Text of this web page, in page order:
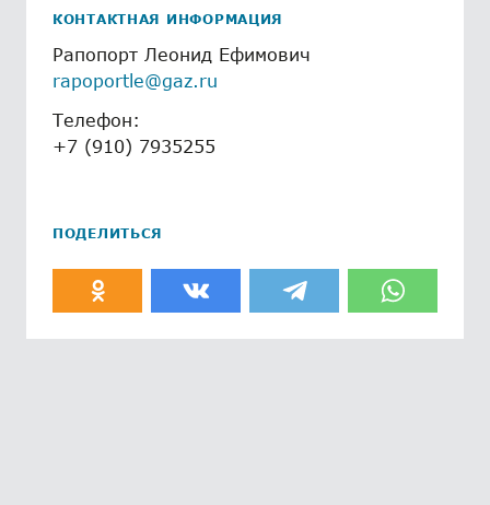
КОНТАКТНАЯ ИНФОРМАЦИЯ
Рапопорт Леонид Ефимович
rapoportle@gaz.ru
Телефон:
+7 (910) 7935255
ПОДЕЛИТЬСЯ